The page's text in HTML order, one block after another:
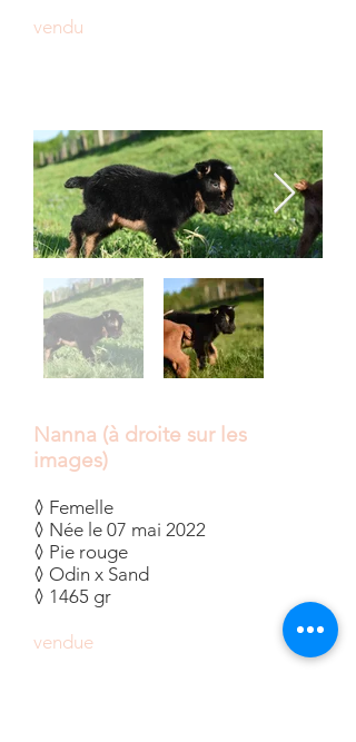
vendu
Nanna (à droite sur les
images)
◊ Femelle
◊ Née le 07 mai 2022
◊ Pie rouge
◊ Odin x Sand
◊ 1465 gr
vendue